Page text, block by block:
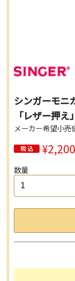
シンガーモニ
「レザー押え」
メーカー希望小売
¥2,200
数量